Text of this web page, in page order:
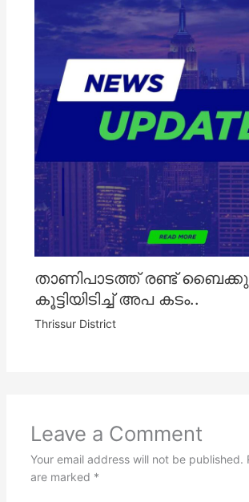
താണിപാടത്ത് രണ്ട്
കൂട്ടിയിടിച്ച് അപ കടം..
Thrissur District
Leave a Comment
Your email address will not be published.
are marked *